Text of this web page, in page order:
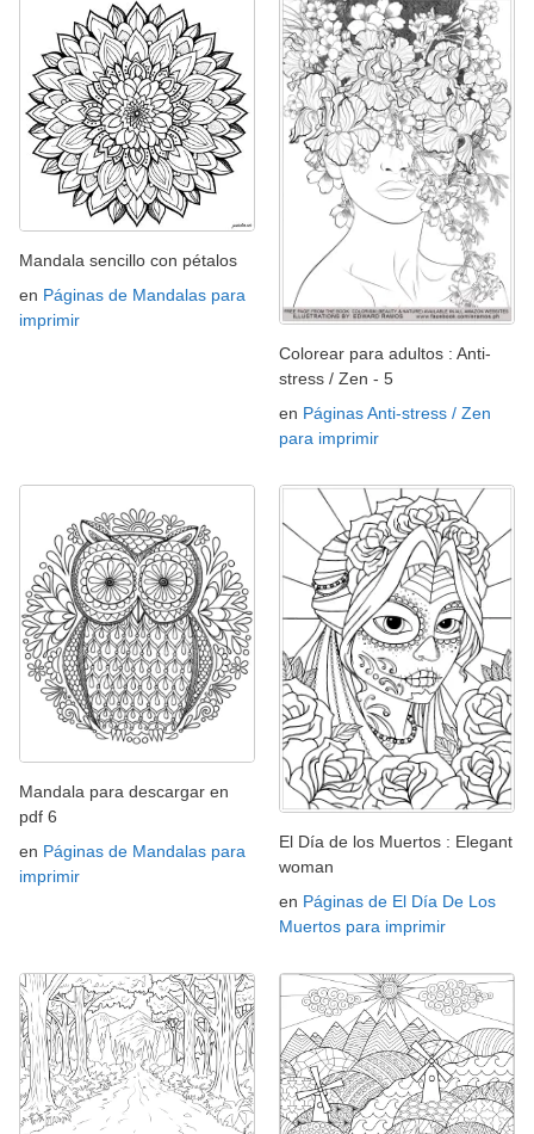
Mandala sencillo con pétalos
en Páginas de Mandalas para
imprimir
Colorear para adultos : Anti-
stress / Zen - 5
en Páginas Anti-stress / Zen
para imprimir
Mandala para descargar en
pdf 6
en Páginas de Mandalas para
imprimir
El Día de los Muertos : Elegant
woman
en Páginas de El Día De Los
Muertos para imprimir